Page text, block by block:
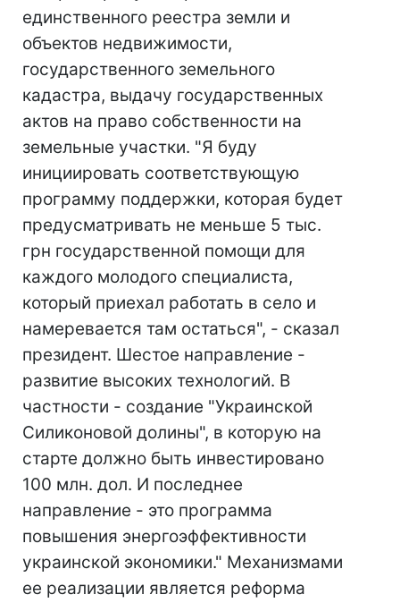
единственного реестра земли и
объектов недвижимости,
государственного земельного
кадастра, выдачу государственных
актов на право собственности на
земельные участки. "Я буду
инициировать соответствующую
программу поддержки, которая будет
предусматривать не меньше 5 тыс.
грн государственной помощи для
каждого молодого специалиста,
который приехал работать в село и
намеревается там остаться", - сказал
президент. Шестое направление -
развитие высоких технологий. В
частности - создание "Украинской
Силиконовой долины", в которую на
старте должно быть инвестировано
100 млн. дол. И последнее
направление - это программа
повышения энергоэффективности
украинской экономики." Механизмами
ее реализации является реформа